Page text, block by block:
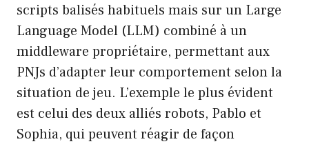
scripts balisés habituels mais sur un Large
Language Model (LLM) combiné à un
middleware propriétaire, permettant aux
PNJs d’adapter leur comportement selon la
situation de jeu. L’exemple le plus évident
est celui des deux alliés robots, Pablo et
Sophia, qui peuvent réagir de façon